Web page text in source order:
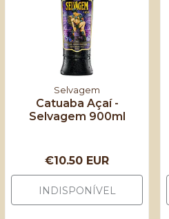
Selvagem
Catuaba Açaí -
Selvagem 900ml
€10.50 EUR
INDISPONÍVEL